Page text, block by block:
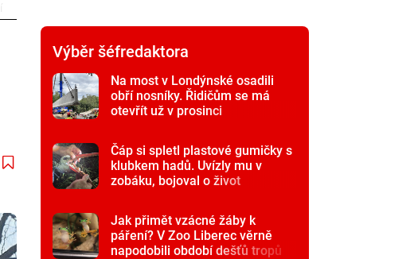
Výběr šéfredaktora
Na most v Londýnské osadili
obří nosníky. Řidičům se má
otevřít už v prosinci
Čáp si spletl plastové gumičky s
klubkem hadů. Uvízly mu v
zobáku, bojoval o život
Jak přimět vzácné žáby k
páření? V Zoo Liberec věrně
napodobili období dešťů tropů